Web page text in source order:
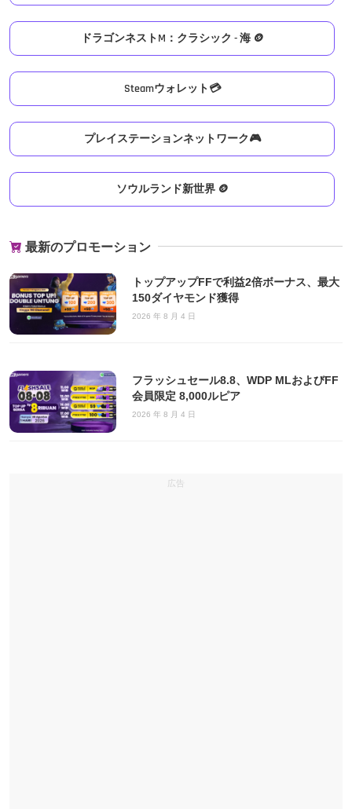
ドラゴンネストM：クラシック - 海 🪙
Steamウォレット💳
プレイステーションネットワーク🎮
ソウルランド新世界 🪙
最新のプロモーション
トップアップFFで利益2倍ボーナス、最大
150ダイヤモンド獲得
2026 年 8 月 4 日
フラッシュセール8.8、WDP MLおよびFF
会員限定 8,000ルピア
2026 年 8 月 4 日
広告